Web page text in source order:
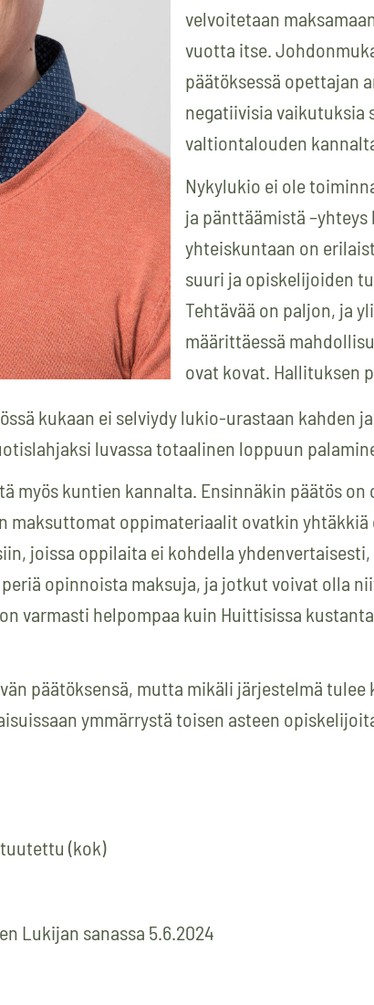
velvoitetaan
vuotta itse.
päätöksessä opettajan
negatiivisia
valtiontalouden
Nykylukio ei ole
ja pänttäämistä
yhteiskuntaan on
suuri ja opiskelijoiden
Tehtävää on paljon, ja
määrittäessä
ovat kovat. Hallituksen
kukaan ei selviydy lukio-urastaan kahden
luvassa totaalinen loppuun
myös kuntien kannalta. Ensinnäkin päätös on
maksuttomat oppimateriaalit ovatkin
joissa oppilaita ei kohdella
opinnoista maksuja, ja jotkut voivat olla
varmasti helpompaa kuin Huittisissa
päätöksensä, mutta mikäli järjestelmä tulee
ymmärrystä toisen asteen
(kok)
Lukijan sanassa 5.6.2024